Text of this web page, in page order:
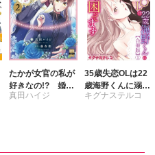
たかが女官の私が
好きなの!? 婚約
破棄された姫様を
真田ハイジ
35歳失恋OLは22
歳海野くんに溺愛
されて困ってます
キグナステルコ